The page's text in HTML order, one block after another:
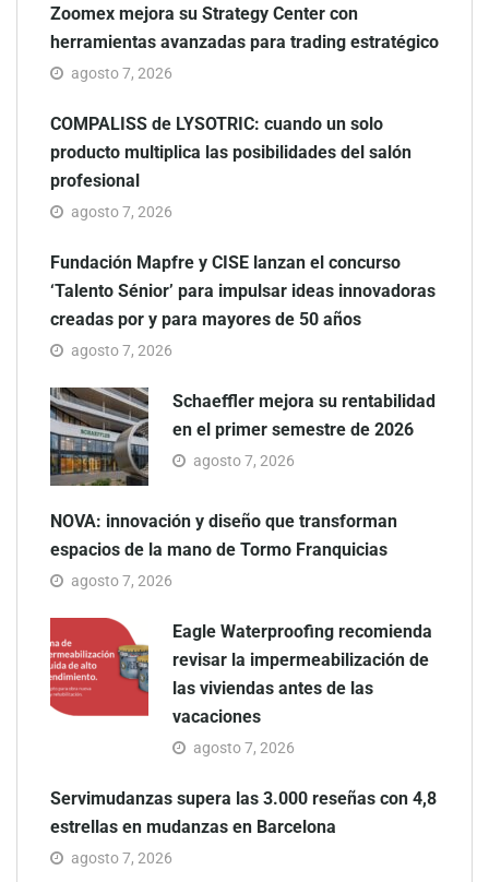
Zoomex mejora su Strategy Center con
herramientas avanzadas para trading estratégico
agosto 7, 2026
COMPALISS de LYSOTRIC: cuando un solo
producto multiplica las posibilidades del salón
profesional
agosto 7, 2026
Fundación Mapfre y CISE lanzan el concurso
‘Talento Sénior’ para impulsar ideas innovadoras
creadas por y para mayores de 50 años
agosto 7, 2026
Schaeffler mejora su rentabilidad
en el primer semestre de 2026
agosto 7, 2026
NOVA: innovación y diseño que transforman
espacios de la mano de Tormo Franquicias
agosto 7, 2026
Eagle Waterproofing recomienda
revisar la impermeabilización de
las viviendas antes de las
vacaciones
agosto 7, 2026
Servimudanzas supera las 3.000 reseñas con 4,8
estrellas en mudanzas en Barcelona
agosto 7, 2026